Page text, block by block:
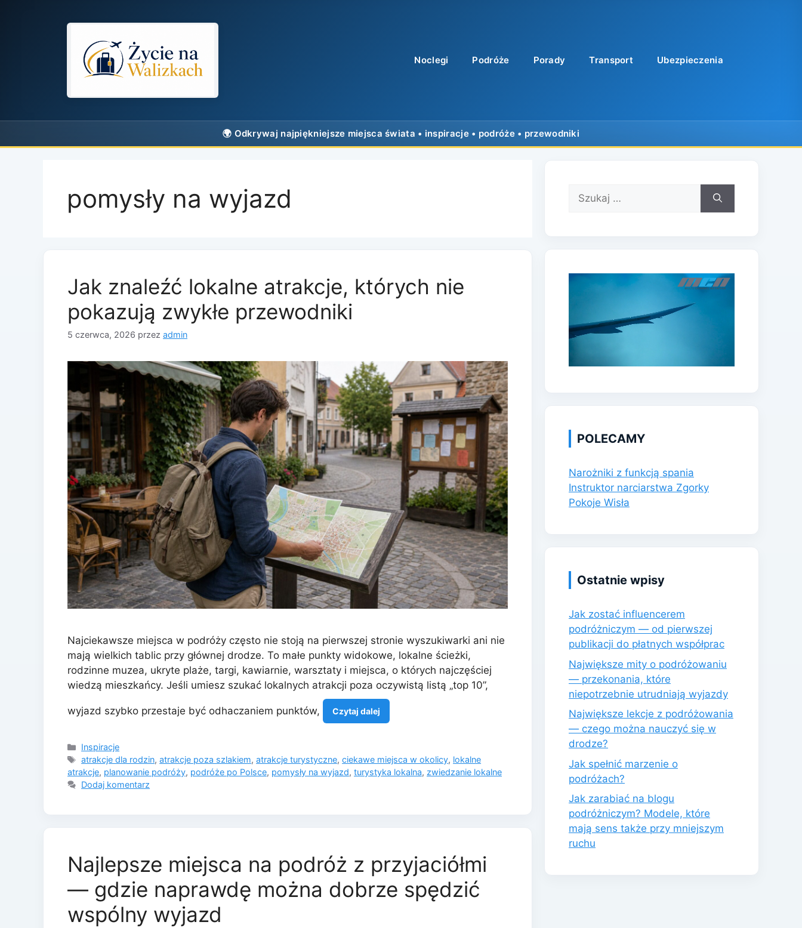
Noclegi Podróże Porady Transport Ubezpieczenia
pomysły na wyjazd
Jak znaleźć lokalne atrakcje, których nie
pokazują zwykłe przewodniki
5 czerwca, 2026 przez admin
Najciekawsze miejsca w podróży często nie stoją na pierwszej stronie wyszukiwarki ani nie
mają wielkich tablic przy głównej drodze. To małe punkty widokowe, lokalne ścieżki,
rodzinne muzea, ukryte plaże, targi, kawiarnie, warsztaty i miejsca, o których najczęściej
wiedzą mieszkańcy. Jeśli umiesz szukać lokalnych atrakcji poza oczywistą listą „top 10”,
wyjazd szybko przestaje być odhaczaniem punktów, Czytaj dalej
Kategorie
Inspiracje
Tagi
atrakcje dla rodzin,atrakcje poza szlakiem,atrakcje turystyczne,ciekawe miejsca w okolicy, lokalne
atrakcje, planowanie podróży, podróże po Polsce, pomysły na wyjazd, turystyka lokalna, zwiedzanie lokalne
Dodaj komentarz
Najlepsze miejsca na podróż z przyjaciółmi
— gdzie naprawdę można dobrze spędzić
wspólny wyjazd
Szukaj:
POLECAMY
Narożniki z funkcją spania
Instruktor narciarstwa Zgorky
Pokoje Wisła
Ostatnie wpisy
Jak zostać influencerem
podróżniczym — od pierwszej
publikacji do płatnych współprac
Największe mity o podróżowaniu
— przekonania, które
niepotrzebnie utrudniają wyjazdy
Największe lekcje z podróżowania
— czego można nauczyć się w
drodze?
Jak spełnić marzenie o
podróżach?
Jak zarabiać na blogu
podróżniczym? Modele, które
mają sens także przy mniejszym
ruchu